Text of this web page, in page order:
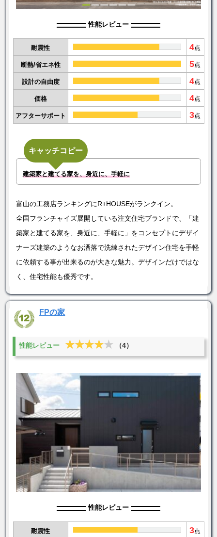
性能レビュー
耐震性 4点
断熱/省エネ性 5点
設計の自由度 4点
価格 4点
アフターサポート 3点
キャッチコピー
建築家と建てる家を、身近に、手軽に
富山の工務店ランキングにR+HOUSEがランクイン。
全国フランチャイズ展開している注文住宅ブランドで、「建
築家と建てる家を、身近に、手軽に」をコンセプトにデザイ
ナーズ建築のようなお洒落で洗練されたデザイン住宅を手軽
に依頼する事が出来るのが大きな魅力。デザインだけではな
く、住宅性能も優秀です。
FPの家
性能レビュー ★★★★★
★★★★★ （4）
性能レビュー
耐震性 3点